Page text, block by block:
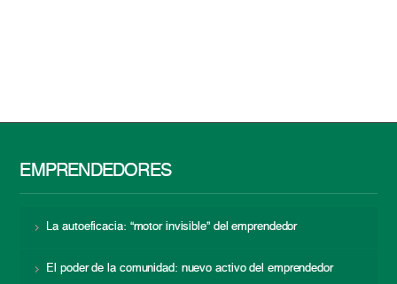
EMPRENDEDORES
La autoeficacia: “motor invisible” del emprendedor
El poder de la comunidad: nuevo activo del emprendedor